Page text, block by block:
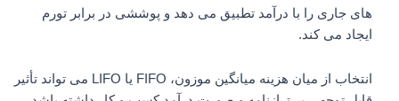
های جاری را با درآمد تطبیق می دهد و پوششی در برابر تورم
ایجاد می کند.
انتخاب از میان هزینه میانگین موزون، FIFO یا LIFO می تواند تأثیر